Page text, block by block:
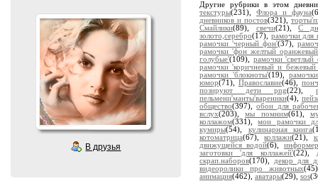
В друзья
Другие рубрики в этом
текстуры(231), Флора и фауна
дневников и постов(321),
Смайлики(89), свечи(21),С
золото,серебро(17), рамочки для
рамочки 'черный фон'(37),
рамочки 'фон желтый
голубые'(109), рамочки 'светлый
рамочки 'коричневый и
рамочки 'блокноты'(19),
юмор(71), Православие(46),
позируют дети png(22),
пельмени'манты'вареники(4),
общество(397),обои для
вслух(203),мы помним(61),
коллажом(331),мои рамочки
кумиры(54), кулинарная книга
котоматрица(67),коллажи(21),
движущейся водой(6),
заготовки 'для коллажей'(22),
скрап.наборов(170), декор для
видеоролики про животных
анимация(462), аватары(29), sos